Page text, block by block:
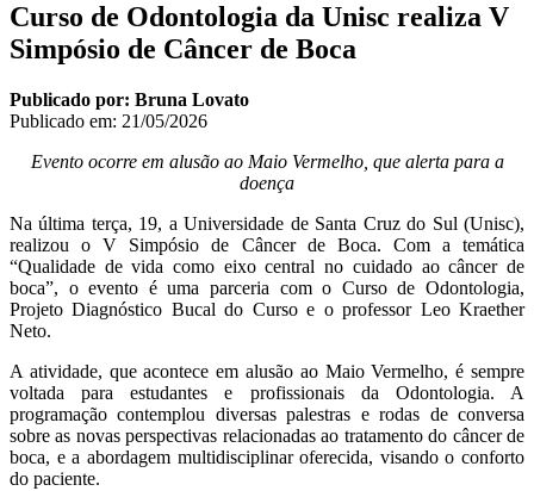
Curso de Odontologia da Unisc realiza V
Simpósio de Câncer de Boca
Publicado por: Bruna Lovato
Publicado em: 21/05/2026
Evento ocorre em alusão ao Maio Vermelho, que alerta para a
doença
Na última terça, 19, a Universidade de Santa Cruz do Sul (Unisc),
realizou o V Simpósio de Câncer de Boca. Com a temática
“Qualidade de vida como eixo central no cuidado ao câncer de
boca”, o evento é uma parceria com o Curso de Odontologia,
Projeto Diagnóstico Bucal do Curso e o professor Leo Kraether
Neto.
A atividade, que acontece em alusão ao Maio Vermelho, é sempre
voltada para estudantes e profissionais da Odontologia. A
programação contemplou diversas palestras e rodas de conversa
sobre as novas perspectivas relacionadas ao tratamento do câncer de
boca, e a abordagem multidisciplinar oferecida, visando o conforto
do paciente.